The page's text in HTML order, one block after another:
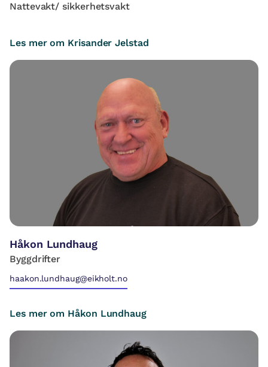
Nattevakt/ sikkerhetsvakt
Les mer om Krisander Jelstad
Håkon Lundhaug
Byggdrifter
haakon.lundhaug@eikholt.no
Les mer om Håkon Lundhaug